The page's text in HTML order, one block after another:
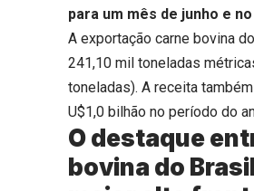
para um mês de junho e
A exportação carne bovina
241,10 mil toneladas
toneladas). A receita
U$1,0 bilhão no período do
O destaque
bovina do